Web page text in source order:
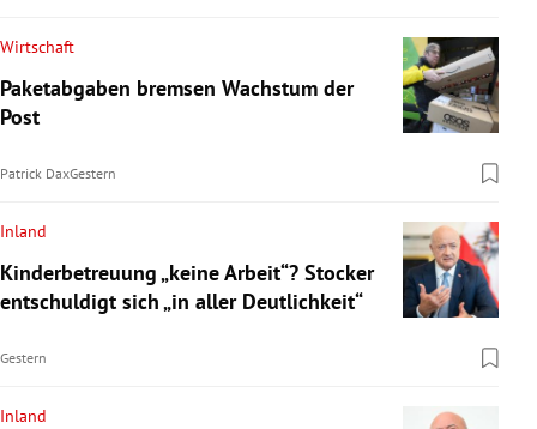
Wirtschaft
Paketabgaben bremsen Wachstum der
Post
Patrick DaxGestern
Inland
Kinderbetreuung „keine Arbeit“? Stocker
entschuldigt sich „in aller Deutlichkeit“
Gestern
Inland